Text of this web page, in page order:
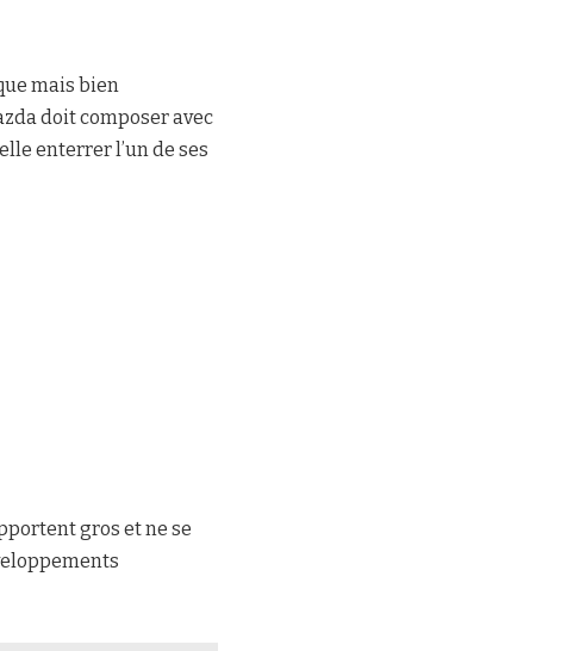
mais bien
doit composer avec
enterrer l’un de ses
gros et ne se